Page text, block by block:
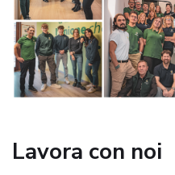
Lavora con noi